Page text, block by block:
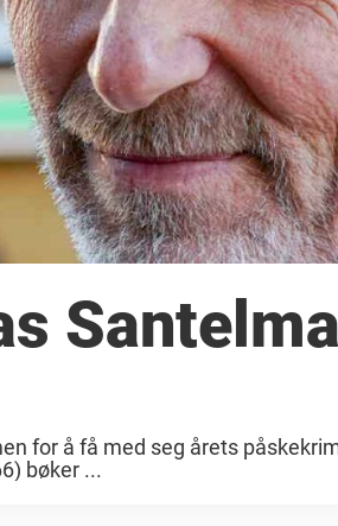
for å få med seg årets
bøker ...